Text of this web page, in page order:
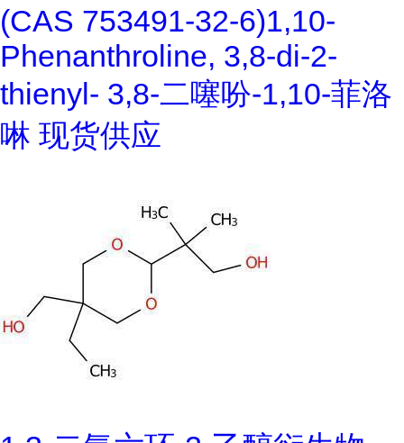
(CAS 753491-32-6)1,10-
Phenanthroline, 3,8-di-2-
thienyl- 3,8-二噻吩-1,10-菲洛
啉 现货供应